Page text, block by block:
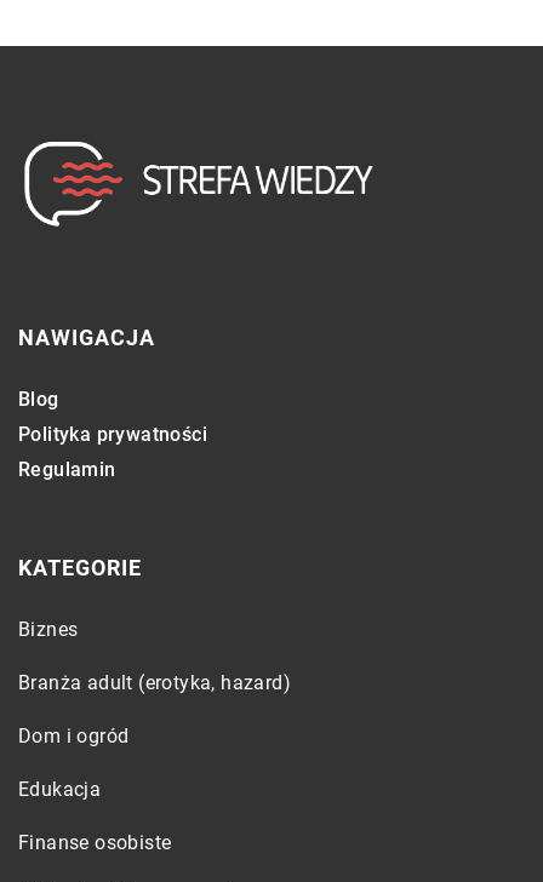
NAWIGACJA
Blog
Polityka prywatności
Regulamin
KATEGORIE
Biznes
Branża adult (erotyka, hazard)
Dom i ogród
Edukacja
Finanse osobiste